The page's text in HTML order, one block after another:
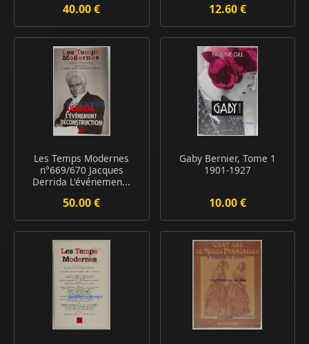
40.00 € 12.60 €
Les Temps Modernes
n°669/670 Jacques
Derrida L'événemen...
50.00 €
Gaby Bernier, Tome 1
1901-1927
10.00 €